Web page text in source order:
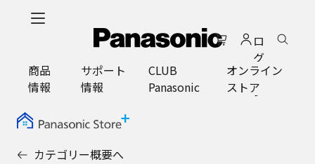
ロ
グ
イ
ン
商品
情報
サポート
情報
CLUB
Panasonic
オンライン
ストア
カテゴリー概要へ